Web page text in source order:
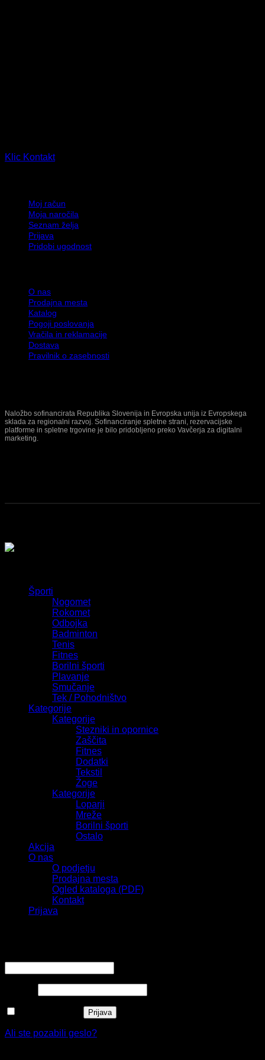
Klic Kontakt
Moj račun
Moja naročila
Seznam želja
Prijava
Pridobi ugodnost
O nas
Prodajna mesta
Katalog
Pogoji poslovanja
Vračila in reklamacije
Dostava
Pravilnik o zasebnosti
Naložbo sofinancirata Republika Slovenija in Evropska unija iz Evropskega
sklada za regionalni razvoj. Sofinanciranje spletne strani, rezervacijske
platforme in spletne trgovine je bilo pridobljeno preko Vavčerja za digitalni
marketing.
Športi
Nogomet
Rokomet
Odbojka
Badminton
Tenis
Fitnes
Borilni športi
Plavanje
Smučanje
Tek / Pohodništvo
Kategorije
Kategorije
Stezniki in opornice
Zaščita
Fitnes
Dodatki
Tekstil
Žoge
Kategorije
Loparji
Mreže
Borilni športi
Ostalo
Akcija
O nas
O podjetju
Prodajna mesta
Ogled kataloga (PDF)
Kontakt
Prijava
Prijava
Ali ste pozabili geslo?